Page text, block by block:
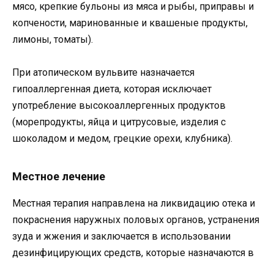
мясо, крепкие бульоны из мяса и рыбы, приправы и
копчености, маринованные и квашеные продукты,
лимоны, томаты).
При атопическом вульвите назначается
гипоаллергенная диета, которая исключает
употребление высокоаллергенных продуктов
(морепродукты, яйца и цитрусовые, изделия с
шоколадом и медом, грецкие орехи, клубника).
Местное лечение
Местная терапия направлена на ликвидацию отека и
покраснения наружных половых органов, устранения
зуда и жжения и заключается в использовании
дезинфицирующих средств, которые назначаются в